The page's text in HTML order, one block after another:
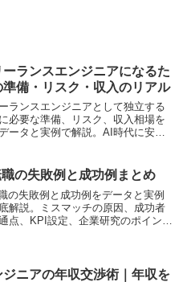
ーランスエンジニアになるた
準備・リスク・収入のリアル
ランスエンジニアとして独立する
必要な準備、リスク、収入相場を
ータと実例で解説。AI時代に安定
職の失敗例と成功例まとめ
の失敗例と成功例をデータと実例
解説。ミスマッチの原因、成功者
点、KPI設定、企業研究のポイント
ジニアの年収交渉術｜年収を